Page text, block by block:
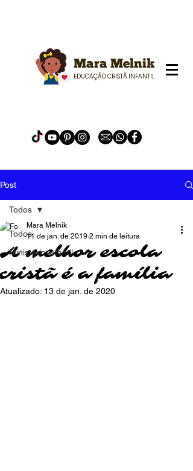
Mara Melnik
EDUCAÇÃO CRISTÃ INFANTIL
Post
Todos
Ministerio infantil
Todos
A melhor escola
cristã é a família
Mara Melnik
11 de jan. de 2019 2 min de leitura
Atualizado: 13 de jan. de 2020